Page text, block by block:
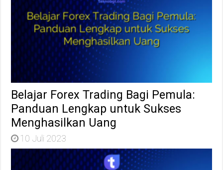
Belajar Forex Trading Bagi Pemula:
Panduan Lengkap untuk Sukses
Menghasilkan Uang
10 Juli 2023